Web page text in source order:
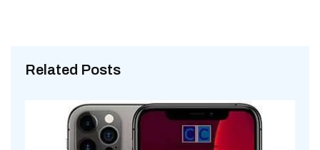
Related Posts